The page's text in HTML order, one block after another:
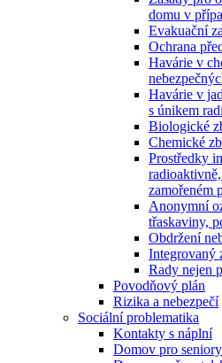
domu v
Evakuační
Ochrana
Havárie v
Havárie v
s únikem
Biologické
Chemické
Prostředky
zamořeném
Anonymní
třaskaviny,
Obdržení
Integrovaný
Rady nejen
Povodňový plán
Rizika a nebezpečí
Sociální problematika
Kontakty s náplní
Domov pro